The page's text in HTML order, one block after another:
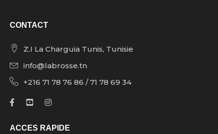
CONTACT
Z.I La Charguia Tunis, Tunisie
info@labrosse.tn
+216 71 78 76 86 / 71 78 69 34
ACCES RAPIDE